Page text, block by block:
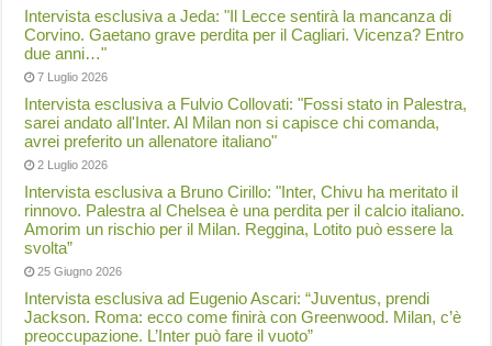
Intervista esclusiva a Jeda: "Il Lecce sentirà la mancanza di
Corvino. Gaetano grave perdita per il Cagliari. Vicenza? Entro
due anni…"
7 Luglio 2026
Intervista esclusiva a Fulvio Collovati: "Fossi stato in Palestra,
sarei andato all'Inter. Al Milan non si capisce chi comanda,
avrei preferito un allenatore italiano"
2 Luglio 2026
Intervista esclusiva a Bruno Cirillo: "Inter, Chivu ha meritato il
rinnovo. Palestra al Chelsea è una perdita per il calcio italiano.
Amorim un rischio per il Milan. Reggina, Lotito può essere la
svolta”
25 Giugno 2026
Intervista esclusiva ad Eugenio Ascari: “Juventus, prendi
Jackson. Roma: ecco come finirà con Greenwood. Milan, c’è
preoccupazione. L’Inter può fare il vuoto”